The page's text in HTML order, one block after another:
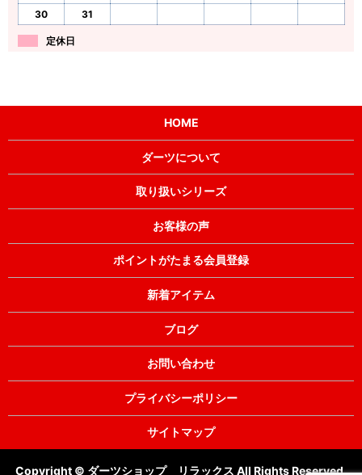
30
31
定休日
HOME
ダーツについて
取り扱いシリーズ
お客様の声
ポイントがたまる会員登録
新着アイテム
ブログ
お問い合わせ
プライバシーポリシー
サイトマップ
Copyright © ダーツショップ リラックス All Rights Reserved.